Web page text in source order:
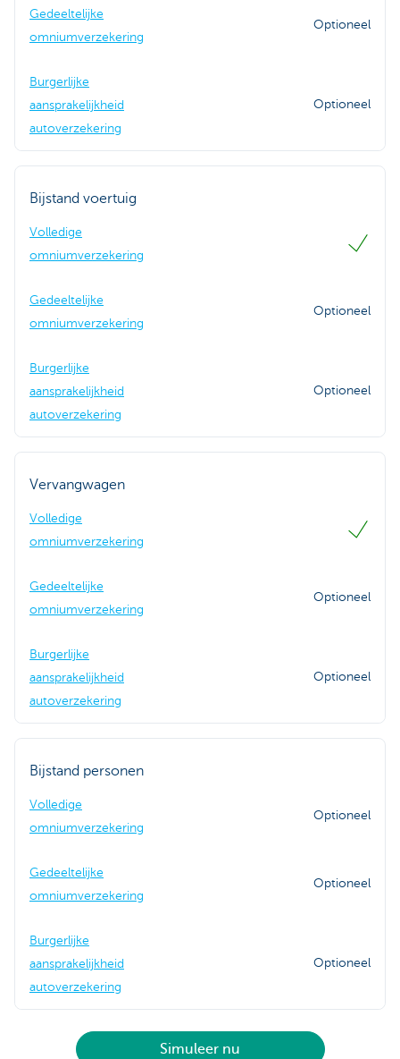
Gedeeltelijke
omniumverzekering
Optioneel
Burgerlijke
aansprakelijkheid
autoverzekering
Optioneel
Bijstand voertuig
Volledige
omniumverzekering
Gedeeltelijke
omniumverzekering
Optioneel
Burgerlijke
aansprakelijkheid
autoverzekering
Optioneel
Vervangwagen
Volledige
omniumverzekering
Gedeeltelijke
omniumverzekering
Optioneel
Burgerlijke
aansprakelijkheid
autoverzekering
Optioneel
Bijstand personen
Volledige
omniumverzekering
Optioneel
Gedeeltelijke
omniumverzekering
Optioneel
Burgerlijke
aansprakelijkheid
autoverzekering
Optioneel
Simuleer nu